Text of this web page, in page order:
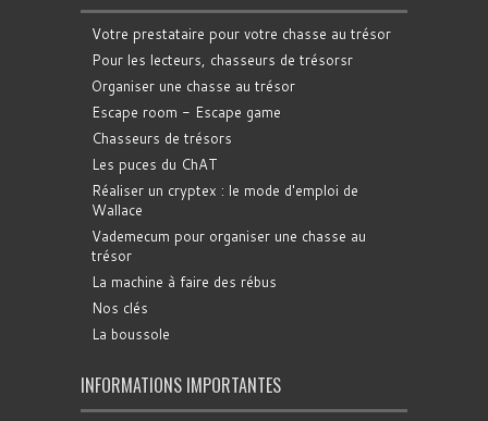
Votre prestataire pour votre chasse au trésor
Pour les lecteurs, chasseurs de trésorsr
Organiser une chasse au trésor
Escape room - Escape game
Chasseurs de trésors
Les puces du ChAT
Réaliser un cryptex : le mode d'emploi de
Wallace
Vademecum pour organiser une chasse au
trésor
La machine à faire des rébus
Nos clés
La boussole
INFORMATIONS IMPORTANTES